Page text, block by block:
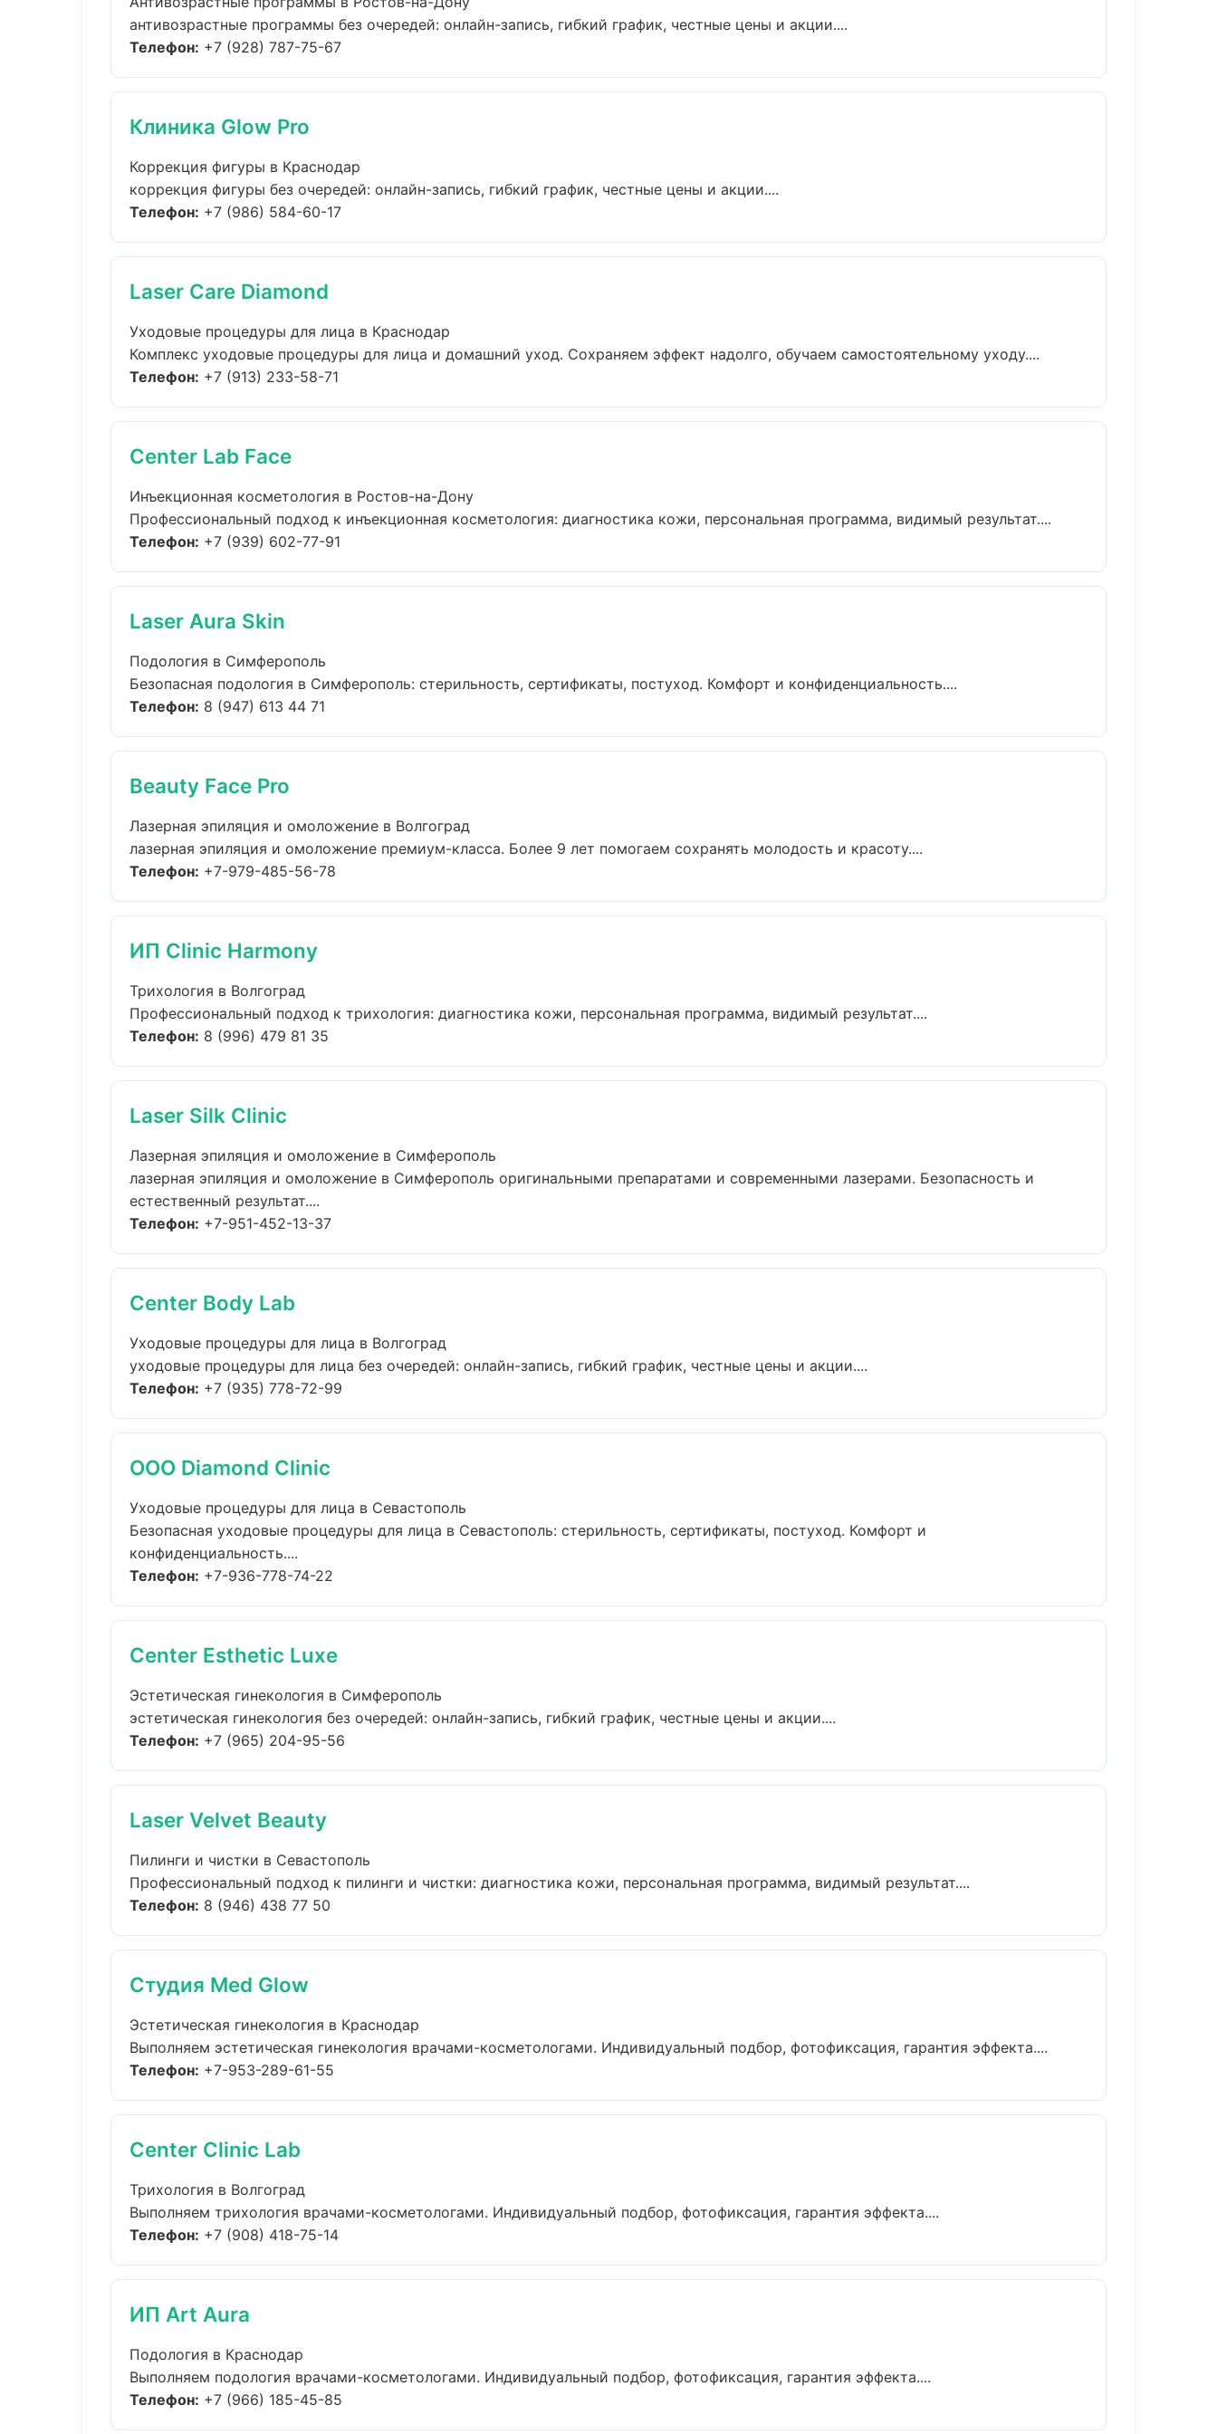
антивозрастные программы без очередей: онлайн-запись, гибкий график, честные цены и акции....
Телефон: +7 (928) 787-75-67
Клиника Glow Pro
Коррекция фигуры в Краснодар
коррекция фигуры без очередей: онлайн-запись, гибкий график, честные цены и акции....
Телефон: +7 (986) 584-60-17
Laser Care Diamond
Уходовые процедуры для лица в Краснодар
Комплекс уходовые процедуры для лица и домашний уход. Сохраняем эффект надолго, обучаем самостоятельному уходу....
Телефон: +7 (913) 233-58-71
Center Lab Face
Инъекционная косметология в Ростов-на-Дону
Профессиональный подход к инъекционная косметология: диагностика кожи, персональная программа, видимый результат....
Телефон: +7 (939) 602-77-91
Laser Aura Skin
Подология в Симферополь
Безопасная подология в Симферополь: стерильность, сертификаты, постуход. Комфорт и конфиденциальность....
Телефон: 8 (947) 613 44 71
Beauty Face Pro
Лазерная эпиляция и омоложение в Волгоград
лазерная эпиляция и омоложение премиум-класса. Более 9 лет помогаем сохранять молодость и красоту....
Телефон: +7-979-485-56-78
ИП Clinic Harmony
Трихология в Волгоград
Профессиональный подход к трихология: диагностика кожи, персональная программа, видимый результат....
Телефон: 8 (996) 479 81 35
Laser Silk Clinic
Лазерная эпиляция и омоложение в Симферополь
лазерная эпиляция и омоложение в Симферополь оригинальными препаратами и современными лазерами. Безопасность и
естественный результат....
Телефон: +7-951-452-13-37
Center Body Lab
Уходовые процедуры для лица в Волгоград
уходовые процедуры для лица без очередей: онлайн-запись, гибкий график, честные цены и акции....
Телефон: +7 (935) 778-72-99
ООО Diamond Clinic
Уходовые процедуры для лица в Севастополь
Безопасная уходовые процедуры для лица в Севастополь: стерильность, сертификаты, постуход. Комфорт и
конфиденциальность....
Телефон: +7-936-778-74-22
Center Esthetic Luxe
Эстетическая гинекология в Симферополь
эстетическая гинекология без очередей: онлайн-запись, гибкий график, честные цены и акции....
Телефон: +7 (965) 204-95-56
Laser Velvet Beauty
Пилинги и чистки в Севастополь
Профессиональный подход к пилинги и чистки: диагностика кожи, персональная программа, видимый результат....
Телефон: 8 (946) 438 77 50
Студия Med Glow
Эстетическая гинекология в Краснодар
Выполняем эстетическая гинекология врачами-косметологами. Индивидуальный подбор, фотофиксация, гарантия эффекта....
Телефон: +7-953-289-61-55
Center Clinic Lab
Трихология в Волгоград
Выполняем трихология врачами-косметологами. Индивидуальный подбор, фотофиксация, гарантия эффекта....
Телефон: +7 (908) 418-75-14
ИП Art Aura
Подология в Краснодар
Выполняем подология врачами-косметологами. Индивидуальный подбор, фотофиксация, гарантия эффекта....
Телефон: +7 (966) 185-45-85